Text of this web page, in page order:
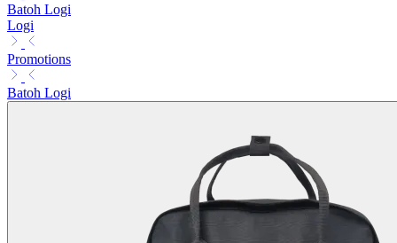
Batoh Logi
Logi
Promotions
Batoh Logi